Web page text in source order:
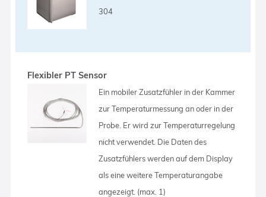
304
Flexibler PT Sensor
Ein mobiler Zusatzfühler in der Kammer
zur Temperaturmessung an oder in der
Probe. Er wird zur Temperaturregelung
nicht verwendet. Die Daten des
Zusatzfühlers werden auf dem Display
als eine weitere Temperaturangabe
angezeigt. (max. 1)